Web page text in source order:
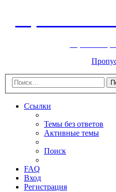
Ссылки
Темы без ответов
Активные темы
Поиск
FAQ
Вход
Регистрация